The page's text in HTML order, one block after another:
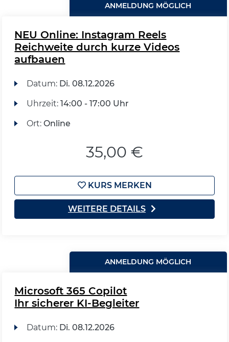
ANMELDUNG MÖGLICH
NEU Online: Instagram Reels
Reichweite durch kurze Videos
aufbauen
Datum: Di. 08.12.2026
Uhrzeit: 14:00 - 17:00 Uhr
Ort: Online
35,00 €
KURS MERKEN
WEITERE DETAILS
ANMELDUNG MÖGLICH
Microsoft 365 Copilot
Ihr sicherer KI-Begleiter
Datum: Di. 08.12.2026